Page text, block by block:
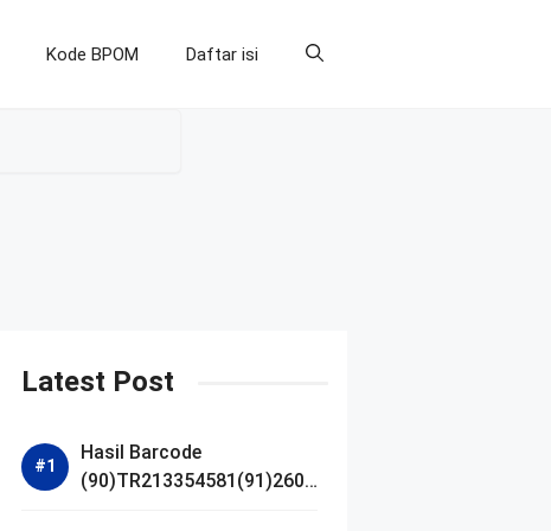
Kode BPOM Daftar isi
Latest Post
Hasil Barcode
(90)TR213354581(91)2607